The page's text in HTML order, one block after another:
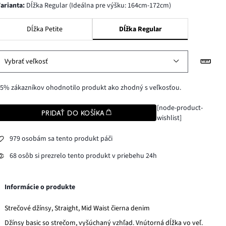
varianta: Dĺžka Regular (Ideálna pre výšku: 164cm-172cm)
Dĺžka Petite Dĺžka Regular
Vybrať veľkosť
zákazníkov ohodnotilo produkt ako zhodný s veľkosťou.
PRIDAŤ DO KOŠÍKA
[node-product-
wishlist]
979 osobám sa tento produkt páči
68 osôb si prezrelo tento produkt v priebehu 24h
Informácie o produkte
Strečové džínsy, Straight, Mid Waist čierna denim
Džínsy basic so strečom, vyšúchaný vzhľad. Vnútorná dĺžka vo veľ.